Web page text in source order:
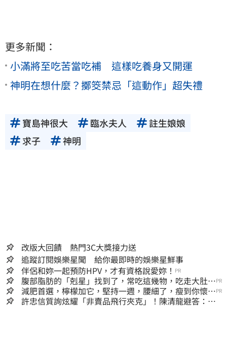
更多新聞：
小滿將至吃苦當吃補 這樣吃養身又開運
神明在想什麼？擲筊禁忌「這動作」超失禮
寶島神很大 臨水夫人
註生娘娘
求子
神明
改版大回饋 熱門3C大獎接力送
追蹤訂閱娛樂星聞 給你最即時的娛樂星鮮事
伴侶和妳一起預防HPV，才有資格說愛妳！ PR
腹部脂肪的「剋星」找到了，常吃這幾物，吃走大肚
囊，瘦出小蠻腰
PR
減肥首選，檸檬加它，堅持一週，腰細了，瘦到你懷疑
人生
PR
許忠信質詢炫耀「非賣品飛行夾克」！陳清龍避答：立